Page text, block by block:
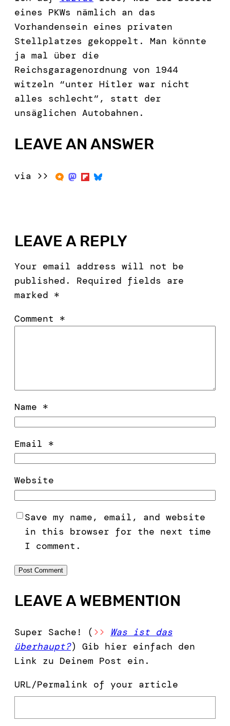
eines PKWs nämlich an das
Vorhandensein eines privaten
Stellplatzes gekoppelt. Man könnte
ja mal über die
Reichsgaragenordnung von 1944
witzeln “unter Hitler war nicht
alles schlecht”, statt der
unsäglichen Autobahnen.
LEAVE AN ANSWER
via >>
LEAVE A REPLY
Your email address will not be
published.
Required fields are
marked *
Comment *
Name *
Email *
Website
Save my name, email, and website
in this browser for the next time
I comment.
LEAVE A WEBMENTION
Super Sache! ( >>
Was ist das
überhaupt?) Gib hier einfach den
Link zu Deinem Post ein.
URL/Permalink of your article